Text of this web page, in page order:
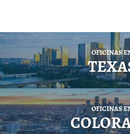
OFICINAS
OFICINAS